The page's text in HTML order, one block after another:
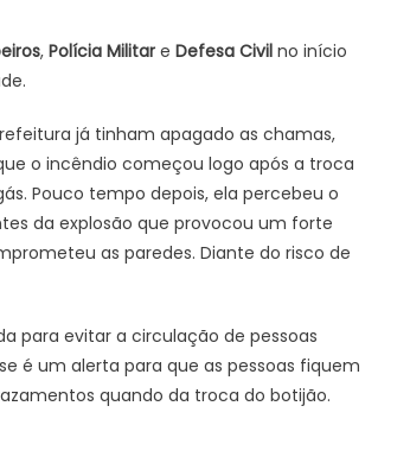
, Polícia Militare Defesa Civilno início
já tinham apagado as chamas,
o incêndio começou logo após a troca
Pouco tempo depois, ela percebeu o
da explosão que provocou um forte
as paredes. Diante do risco de
para evitar a circulação de pessoas
é um alerta para que as pessoas fiquem
quando da troca do botijão.